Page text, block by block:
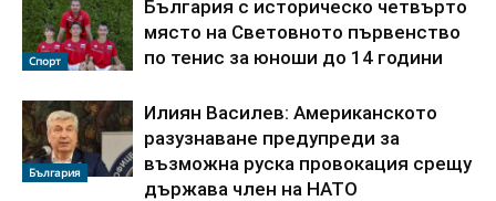
Спорт
България с историческо четвърто
място на Световното първенство
по тенис за юноши до 14 години
България
Илиян Василев: Американското
разузнаване предупреди за
възможна руска провокация срещу
държава член на НАТО